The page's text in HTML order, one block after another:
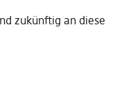
zukünftig an diese